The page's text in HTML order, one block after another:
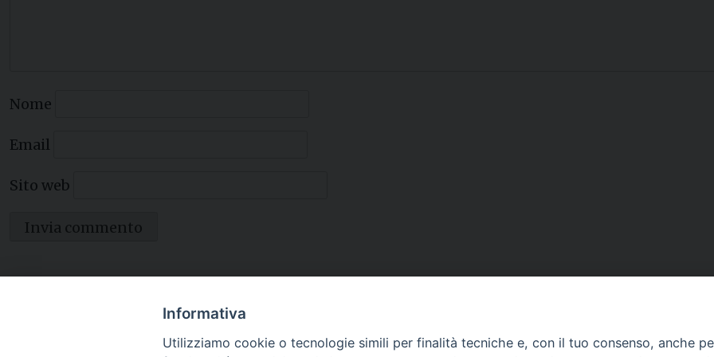
Nome
Email
Sito web
Contatti
Informativa
Utilizziamo cookie o tecnologie simili per finalità tecniche e, con il tuo consenso, anche